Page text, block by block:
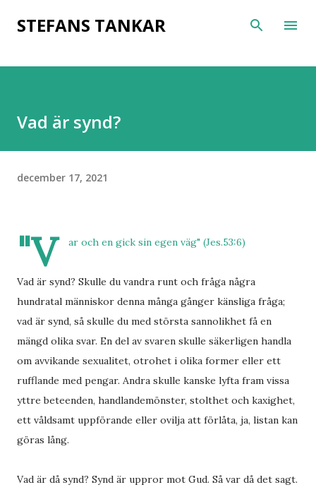
Fortsätt till huvudinnehåll
STEFANS TANKAR
Vad är synd?
december 17, 2021
"V ar och en gick sin egen väg" (Jes.53:6)
Vad är synd? Skulle du vandra runt och fråga några
hundratal människor denna många gånger känsliga fråga;
vad är synd, så skulle du med största sannolikhet få en
mängd olika svar. En del av svaren skulle säkerligen handla
om avvikande sexualitet, otrohet i olika former eller ett
rufflande med pengar. Andra skulle kanske lyfta fram vissa
yttre beteenden, handlandemönster, stolthet och kaxighet,
ett våldsamt uppförande eller ovilja att förlåta, ja, listan kan
göras lång.
Vad är då synd? Synd är uppror mot Gud. Så var då det sagt.